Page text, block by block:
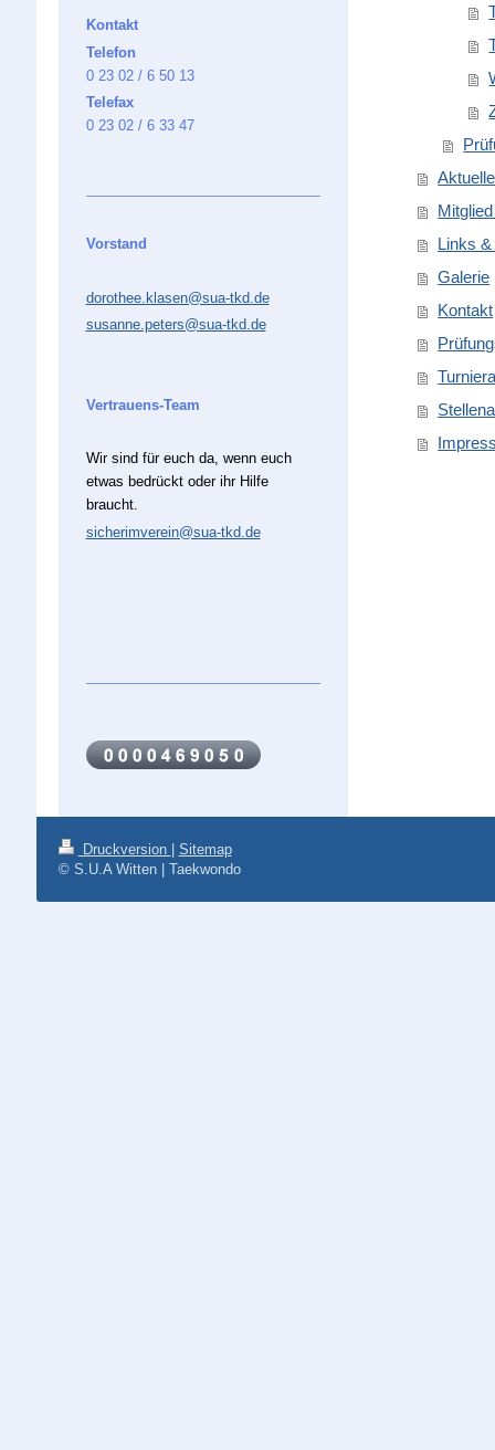
Links
Galerie
Kontakt
Kontakt
Telefon
0 23 02 / 6 50 13
Telefax
0 23 02 / 6 33 47
Vorstand
dorothee.klasen@sua-tkd.de
susanne.peters@sua-tkd.de
Vertrauens-Team
Wir sind für euch da, wenn euch
etwas bedrückt oder ihr Hilfe
braucht.
sicherimverein@sua-tkd.de
Druckversion | Sitemap
© S.U.A Witten | Taekwondo